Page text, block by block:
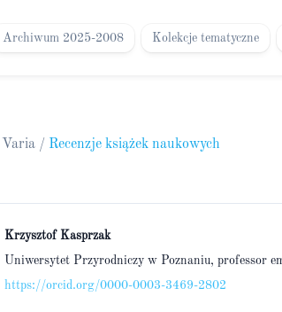
Archiwum 2025-2008 Kolekcje tematyczne
Varia / Recenzje książek naukowych
Krzysztof Kasprzak
Uniwersytet Przyrodniczy w Poznaniu, professor
https://orcid.org/0000-0003-3469-2802